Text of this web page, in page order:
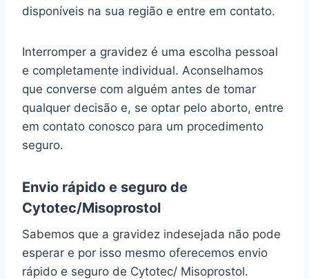
disponíveis na sua região e entre em contato.
Interromper a gravidez é uma escolha pessoal
e completamente individual. Aconselhamos
que converse com alguém antes de tomar
qualquer decisão e, se optar pelo aborto, entre
em contato conosco para um procedimento
seguro.
Envio rápido e seguro de
Cytotec/Misoprostol
Sabemos que a gravidez indesejada não pode
esperar e por isso mesmo oferecemos envio
rápido e seguro de Cytotec/ Misoprostol.